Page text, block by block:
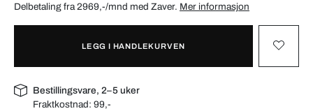
Delbetaling fra 2969,-/mnd med Zaver. Mer informasjon
LEGG I HANDLEKURVEN
Bestillingsvare, 2–5 uker
Fraktkostnad:99,-